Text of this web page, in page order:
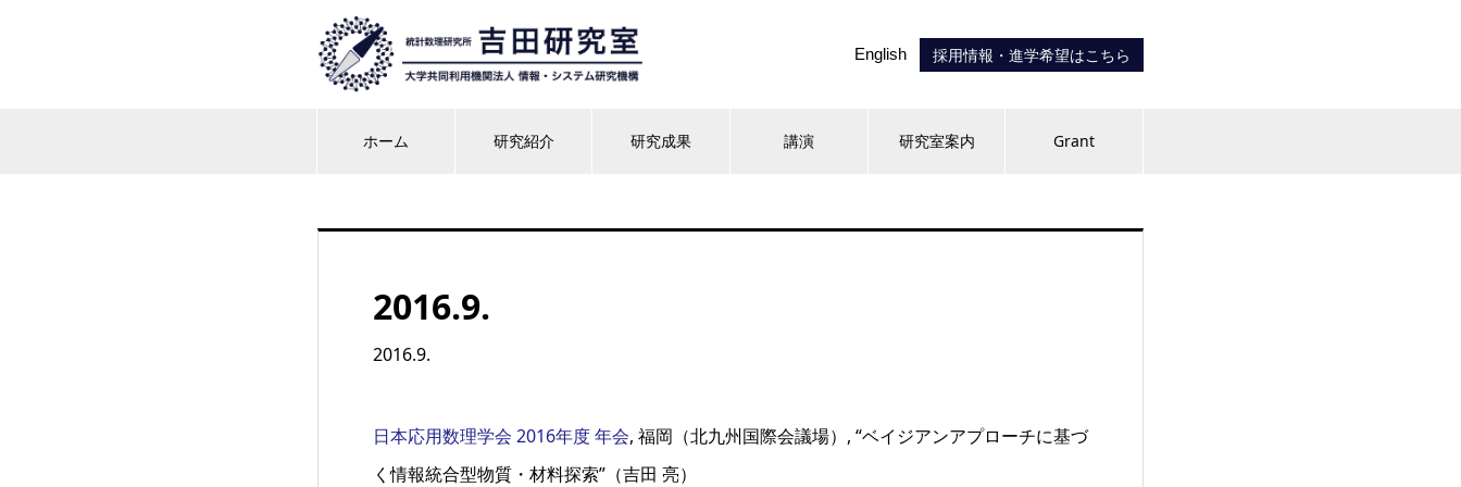
English 採用情報・進学希望はこちら
ホーム 研究紹介 研究成果 講演 研究室案内 Grant
2016.9.
2016.9.
日本応用数理学会 2016年度 年会, 福岡（北九州国際会議場）, “ベイジアンアプローチに基づ
く情報統合型物質・材料探索”（吉田 亮）